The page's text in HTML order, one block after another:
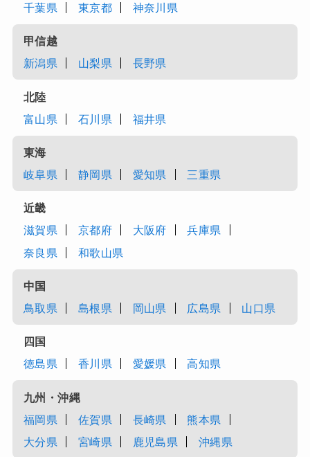
千葉県
東京都 神奈川県
甲信越
新潟県
山梨県 長野県
北陸
富山県
石川県 福井県
東海
岐阜県
静岡県 愛知県 三重県
近畿
滋賀県
京都府 大阪府
兵庫県
奈良県
和歌山県
中国
鳥取県
島根県 岡山県 広島県 山口県
四国
徳島県
香川県 愛媛県 高知県
九州・沖縄
福岡県
佐賀県 長崎県
熊本県
大分県
宮崎県 鹿児島県 沖縄県